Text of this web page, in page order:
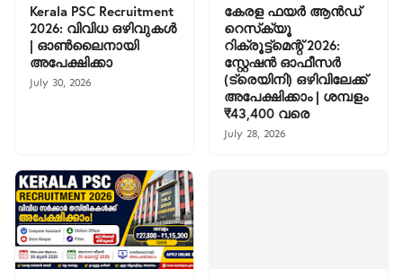
Kerala PSC Recruitment
2026: വിവിധ ഒഴിവുകൾ
| ഓൺലൈനായി
അപേക്ഷിക്കാ
July 30, 2026
കേരള ഫയർ ആൻഡ്
റെസ്‌ക്യൂ
റിക്രൂട്ട്മെന്റ് 2026:
സ്റ്റേഷൻ ഓഫീസർ
(ട്രെയിനി) ഒഴിവിലേക്ക്
അപേക്ഷിക്കാം | ശമ്പളം
₹43,400 വരെ
July 28, 2026